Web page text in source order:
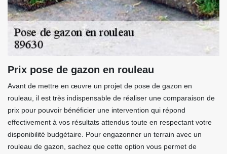
Prix pose de gazon en rouleau
Avant de mettre en œuvre un projet de pose de gazon en
rouleau, il est très indispensable de réaliser une comparaison de
prix pour pouvoir bénéficier une intervention qui répond
effectivement à vos résultats attendus toute en respectant votre
disponibilité budgétaire. Pour engazonner un terrain avec un
rouleau de gazon, sachez que cette option vous permet de